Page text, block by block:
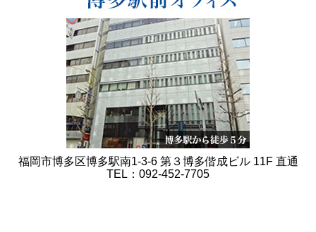
福岡市博多区博多駅南1-3-6 第３博多偕成ビル 11F 直通
TEL：092-452-7705